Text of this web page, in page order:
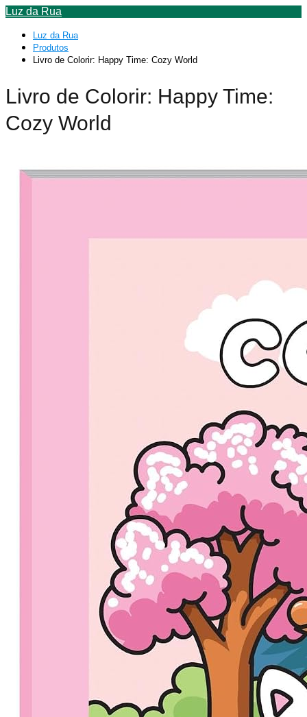
Luz da Rua
Luz da Rua
Produtos
Livro de Colorir: Happy Time: Cozy World
Livro de Colorir: Happy Time:
Cozy World